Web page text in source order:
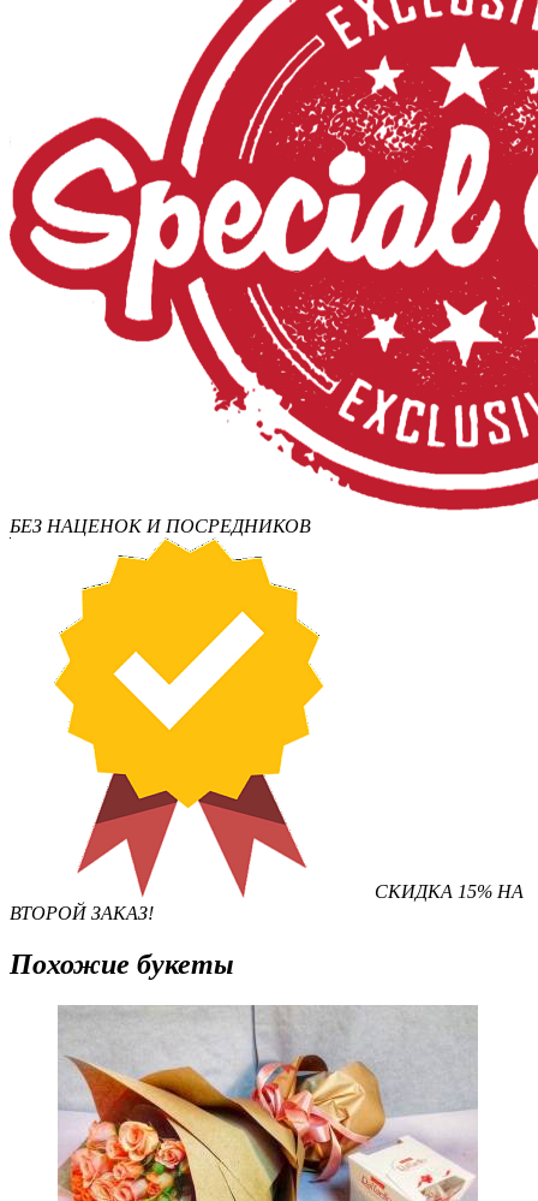
БЕЗ НАЦЕНОК И ПОСРЕДНИКОВ
СКИДКА 15% НА
ВТОРОЙ ЗАКАЗ!
Похожие букеты